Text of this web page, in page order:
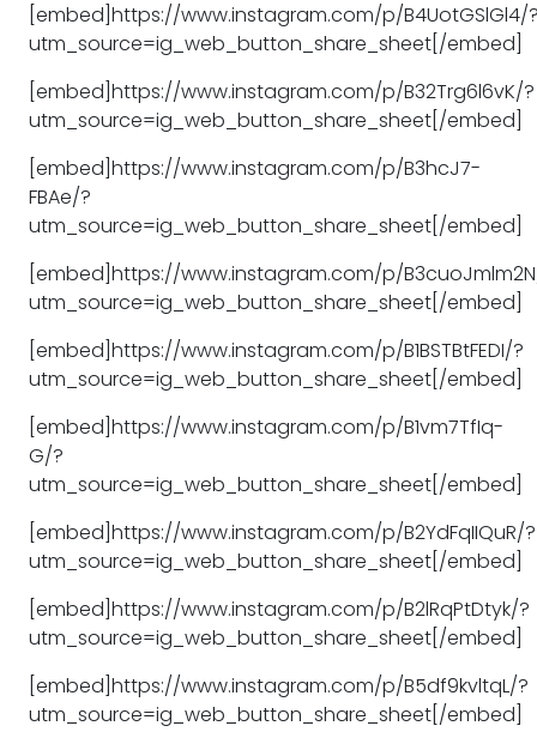
[embed]https://www.instagram.com/p/B4UotGSlGl4/
utm_source=ig_web_button_share_sheet[/embed]
[embed]https://www.instagram.com/p/B32Trg6l6vK/?
utm_source=ig_web_button_share_sheet[/embed]
[embed]https://www.instagram.com/p/B3hcJ7-
FBAe/?
utm_source=ig_web_button_share_sheet[/embed]
[embed]https://www.instagram.com/p/
utm_source=ig_web_button_share_sheet[/embed]
[embed]https://www.instagram.com/p/B1BSTBtFEDI/?
utm_source=ig_web_button_share_sheet[/embed]
[embed]https://www.instagram.com/p/B1vm7TfIq-
G/?
utm_source=ig_web_button_share_sheet[/embed]
[embed]https://www.instagram.com/p/B2YdFqIIQuR/?
utm_source=ig_web_button_share_sheet[/embed]
[embed]https://www.instagram.com/p/B2lRqPtDtyk/?
utm_source=ig_web_button_share_sheet[/embed]
[embed]https://www.instagram.com/p/B5df9kvltqL/?
utm_source=ig_web_button_share_sheet[/embed]